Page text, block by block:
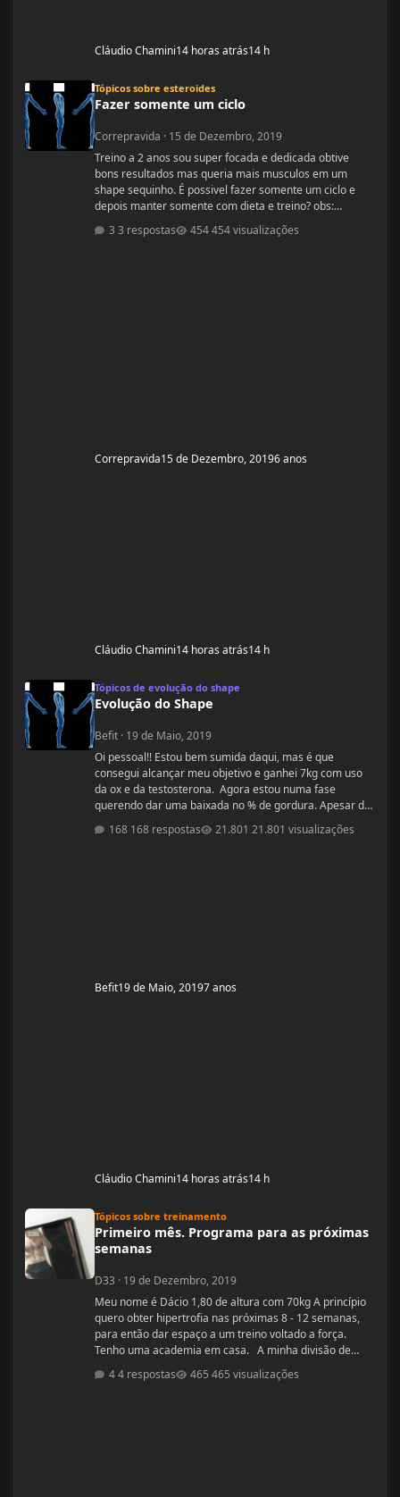
Cláudio Chamini14 horas atrás14 h
Tópicos sobre esteroides
Fazer somente um ciclo
Correpravida · 15 de Dezembro, 2019
Treino a 2 anos sou super focada e dedicada obtive
bons resultados mas queria mais musculos em um
shape sequinho. É possivel fazer somente um ciclo e
depois manter somente com dieta e treino? obs:
desculpe se ja tiver esse tópico, procurei mais não
encontrei
3 respostas 454 visualizações
Correpravida15 de Dezembro, 20196 anos
Cláudio Chamini14 horas atrás14 h
Tópicos de evolução do shape
Evolução do Shape
Befit · 19 de Maio, 2019
Oi pessoal!! Estou bem sumida daqui, mas é que
consegui alcançar meu objetivo e ganhei 7kg com uso
da ox e da testosterona. Agora estou numa fase
querendo dar uma baixada no % de gordura. Apesar de
estudar nutrição e saber exatamente o que devo fazer,
gostaria de compartilhamento de treinos e talvez
168 respostas 21.801 visualizações
Befit19 de Maio, 20197 anos
Cláudio Chamini14 horas atrás14 h
Tópicos sobre treinamento
Primeiro mês. Programa para as próximas
semanas
D33 · 19 de Dezembro, 2019
Meu nome é Dácio 1,80 de altura com 70kg A princípio
quero obter hipertrofia nas próximas 8 - 12 semanas,
para então dar espaço a um treino voltado a força.
Tenho uma academia em casa. A minha divisão de
RDL: 3x8 - 37,5kg Panturilha com uma perna 3x20 - 8kg
4 respostas 465 visualizações